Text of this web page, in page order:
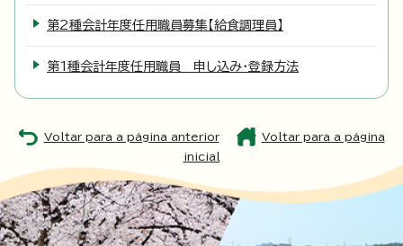
第2種会計年度任用職員募集【給食調理員】
第1種会計年度任用職員 申し込み・登録方法
Voltar para a página anterior
Voltar para a página
inicial